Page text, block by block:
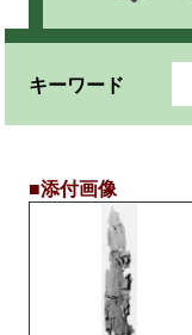
キーワード
■添付画像